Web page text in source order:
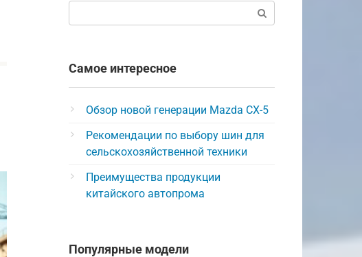
Самое интересное
Обзор новой генерации Mazda CX-5
Рекомендации по выбору шин для
сельскохозяйственной техники
Преимущества продукции
китайского автопрома
Популярные модели